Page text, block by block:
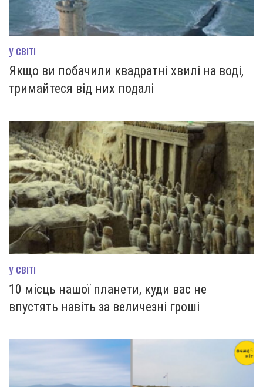
У СВІТІ
Якщо ви побачили квадратні хвилі на воді,
тримайтеся від них подалі
У СВІТІ
10 місць нашої планети, куди вас не
впустять навіть за величезні гроші